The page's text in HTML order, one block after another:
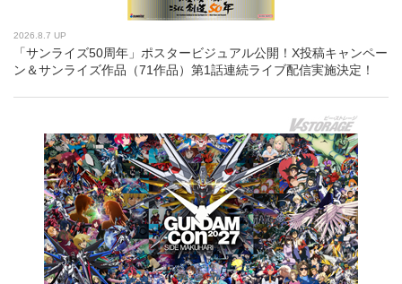
2026.8.7 UP
「サンライズ50周年」ポスタービジュアル公開！X投稿キャンペー
ン＆サンライズ作品（71作品）第1話連続ライブ配信実施決定！